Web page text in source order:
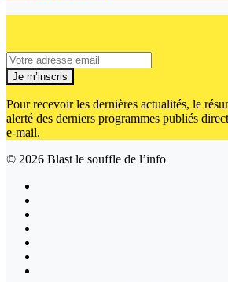
Je m’inscris
Pour recevoir les dernières actualités, le
alerté des derniers programmes publiés
e-mail.
© 2026 Blast le souffle de l’info